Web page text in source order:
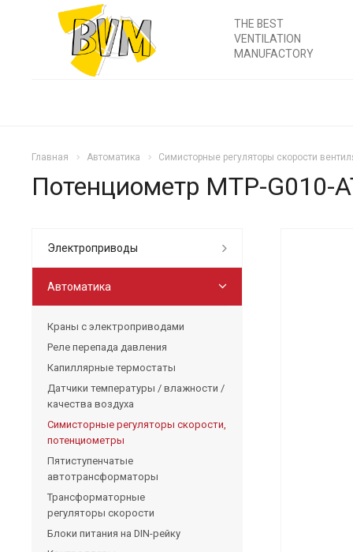
THE BEST
VENTILATION
MANUFACTORY
Главная Автоматика Симисторные регуляторы скорости
Потенциометр MTP-G010-
Электроприводы
Автоматика
Краны с электроприводами
Реле перепада давления
Капиллярные термостаты
Датчики температуры / влажности /
качества воздуха
Симисторные регуляторы скорости,
потенциометры
Пятиступенчатые
автотрансформаторы
Трансформаторные
регуляторы скорости
Блоки питания на DIN-рейку